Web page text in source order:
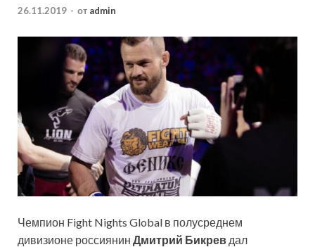
26.11.2019 - от admin
Чемпион Fight Nights Global в полусреднем
дивизионе россиянин Дмитрий Бикрев дал